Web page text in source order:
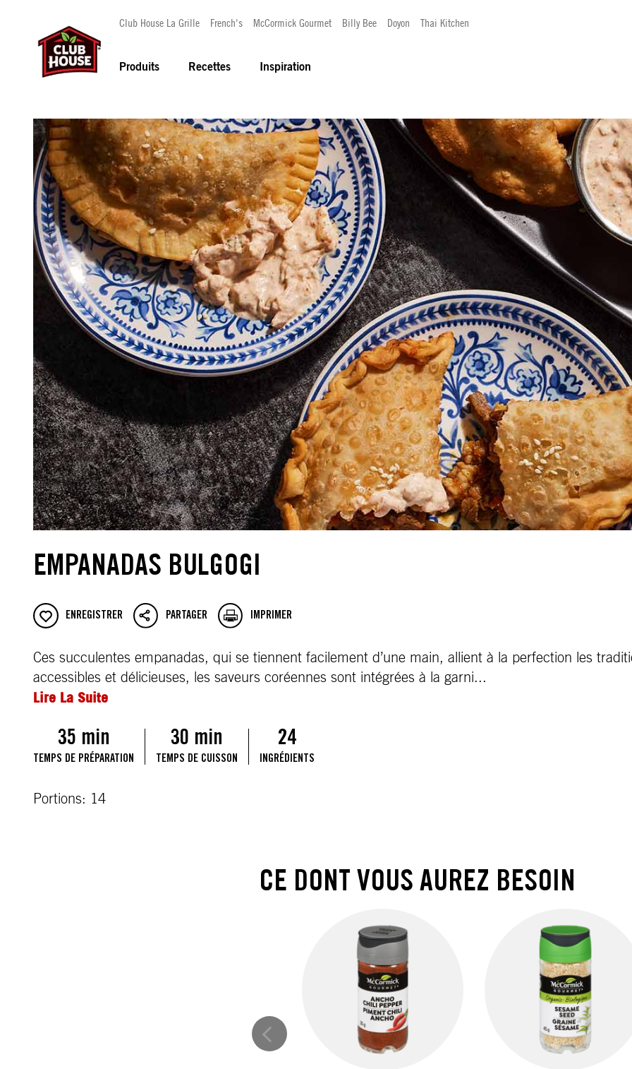
Club House La Grille French's McCormick Gourmet Billy Bee Doyon Thai Kitchen
Produits Recettes Inspiration
EMPANADAS BULGOGI
ENREGISTRER PARTAGER IMPRIMER
Ces succulentes empanadas, qui se tiennent facilement d’une main, allient à la perfection les
accessibles et délicieuses, les saveurs coréennes sont intégrées à la garni...
Lire La Suite
35 min
TEMPS DE PRÉPARATION
30 min
TEMPS DE CUISSON
24
INGRÉDIENTS
Portions: 14
CE DONT VOUS AUREZ BESOIN